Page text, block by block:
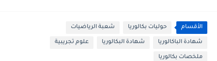
الأقسام حوليات بكالوريا شعبة الرياضيات
شهادة الباكالوريا شهادة البكالوريا علوم تجريبية
ملخصات بكالوريا